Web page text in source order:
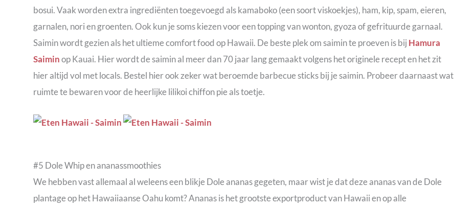
bosui. Vaak worden extra ingrediënten toegevoegd als kamaboko (een soort viskoekjes), ham, kip, spam, eieren,
garnalen, nori en groenten. Ook kun je soms kiezen voor een topping van wonton, gyoza of gefrituurde garnaal.
Saimin wordt gezien als het ultieme comfort food op Hawaii. De beste plek om saimin te proeven is bij Hamura
Saiminop Kauai. Hier wordt de saimin al meer dan 70 jaar lang gemaakt volgens het originele recept en het zit
hier altijd vol met locals. Bestel hier ook zeker wat beroemde barbecue sticks bij je saimin. Probeer daarnaast wat
ruimte te bewaren voor de heerlijke lilikoi chiffon pie als toetje.
#5 Dole Whip en ananassmoothies
We hebben vast allemaal al weleens een blikje Dole ananas gegeten, maar wist je dat deze ananas van de Dole
plantage op het Hawaiiaanse Oahu komt? Ananas is het grootste exportproduct van Hawaii en op alle